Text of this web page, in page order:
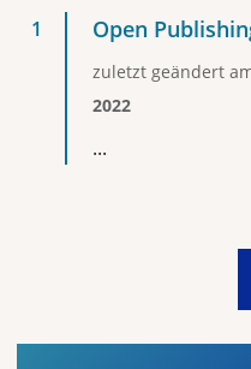
Open
zuletzt geändert
2022
...